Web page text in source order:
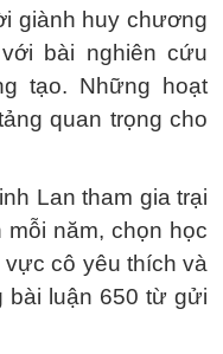
giành huy chương
bài nghiên cứu
tạo. Những hoạt
quan trọng cho
Lan tham gia trại
năm, chọn học
cô yêu thích và
bài luận 650 từ gửi